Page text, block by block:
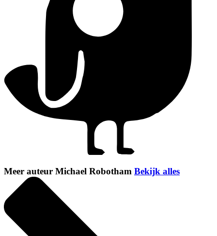
Meer auteur Michael Robotham Bekijk alles